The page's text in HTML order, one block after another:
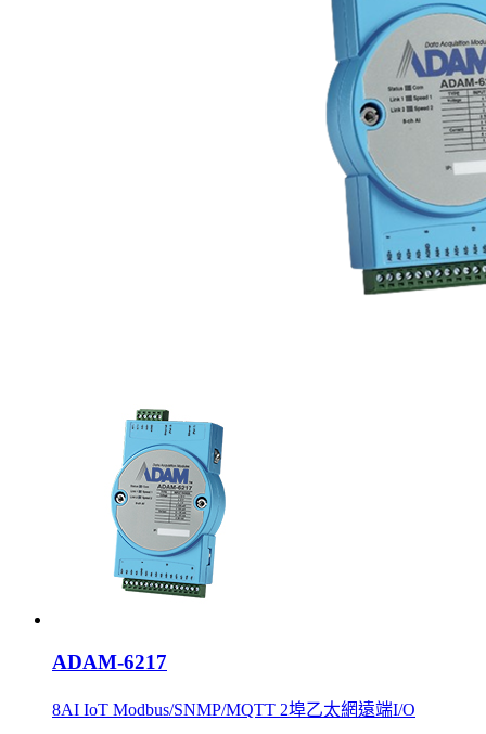
ADAM-6217
8AI IoT Modbus/SNMP/MQTT 2埠乙太網遠端I/O